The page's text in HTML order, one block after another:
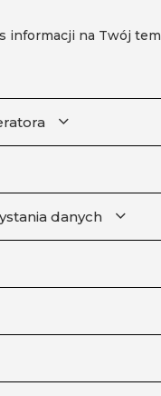
na Twój
danych